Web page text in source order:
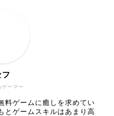
ゲーマー
フ
料ゲームに癒しを求めてい
とゲームスキルはあまり高